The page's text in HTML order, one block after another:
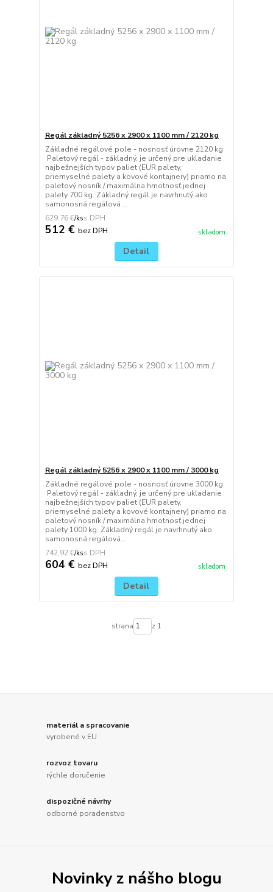
Regál základný 5256 x 2900 x 1100 mm / 2120 kg
Základné regálové pole - nosnosť úrovne 2120 kg
Paletový regál - základný, je určený pre ukladanie
najbežnejších typov paliet (EUR palety,
priemyselné palety a kovové kontajnery) priamo na
paletový nosník / maximálna hmotnosť jednej
palety 700 kg. Základný regál je navrhnutý ako
samonosná regálová ...
629,76 €/ks
512 € bez DPH skladom
Detail
Regál základný 5256 x 2900 x 1100 mm / 3000 kg
Základné regálové pole - nosnosť úrovne 3000 kg
Paletový regál - základný, je určený pre ukladanie
najbežnejších typov paliet (EUR palety,
priemyselné palety a kovové kontajnery) priamo na
paletový nosník / maximálna hmotnosť jednej
palety 1000 kg. Základný regál je navrhnutý ako
samonosná regálová...
742,92 €/ks
604 € bez DPH skladom
Detail
strana z 1
materiál a spracovanie
vyrobené v EU
rozvoz tovaru
rýchle doručenie
dispozičné návrhy
odborné poradenstvo
Novinky z nášho blogu